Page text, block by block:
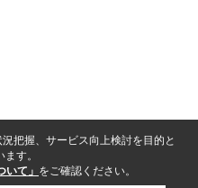
把握、サービス向上検討を目的と
す。
いて」 をご確認ください。